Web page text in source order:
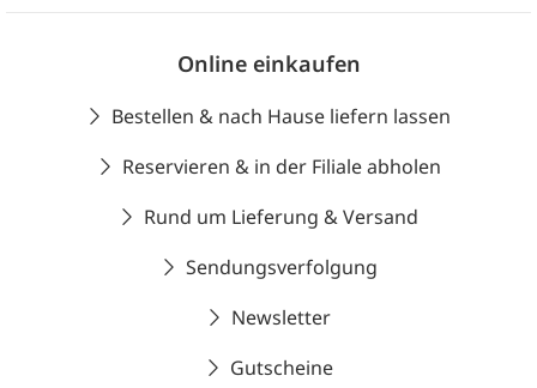
Online einkaufen
Bestellen & nach Hause liefern lassen
Reservieren & in der Filiale abholen
Rund um Lieferung & Versand
Sendungsverfolgung
Newsletter
Gutscheine